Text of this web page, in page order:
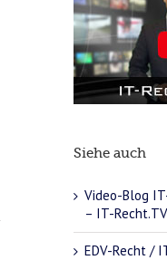
Siehe auch
Video-Blog
– IT-Recht.TV
EDV-Recht /